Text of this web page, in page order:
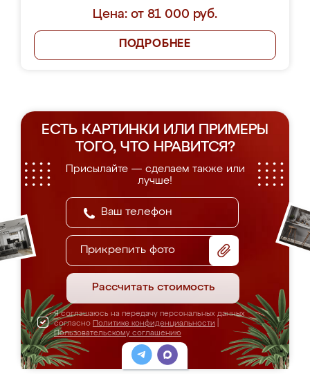
Цена: от 81 000 руб.
ПОДРОБНЕЕ
ЕСТЬ КАРТИНКИ ИЛИ ПРИМЕРЫ
ТОГО, ЧТО НРАВИТСЯ?
Присылайте — сделаем также или
лучше!
Прикрепить фото
Рассчитать стоимость
Я соглашаюсь на передачу персональных данных
согласно Политике конфиденциальности
Пользовательскому соглашению